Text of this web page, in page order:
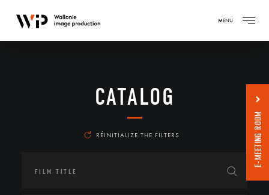
MENU
CATALOG
RÉINITIALIZE THE FILTERS E-MEETING ROOM